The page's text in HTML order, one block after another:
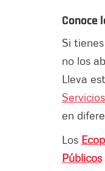
Conoce
Si
no los
Lleva
en
Los
Públicos